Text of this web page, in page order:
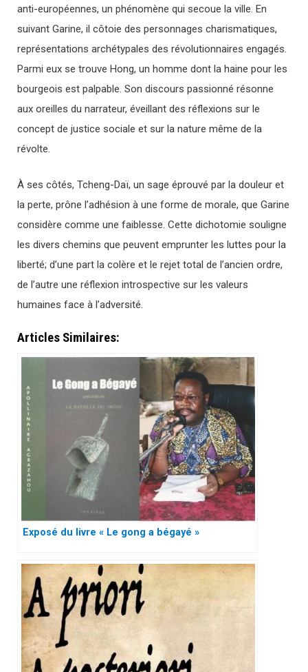
anti-européennes, un phénomène qui secoue la ville. En
suivant Garine, il côtoie des personnages charismatiques,
représentations archétypales des révolutionnaires engagés.
Parmi eux se trouve Hong, un homme dont la haine pour les
bourgeois est palpable. Son discours passionné résonne
aux oreilles du narrateur, éveillant des réflexions sur le
concept de justice sociale et sur la nature même de la
révolte.
À ses côtés, Tcheng-Daï, un sage éprouvé par la douleur et
la perte, prône l’adhésion à une forme de morale, que Garine
considère comme une faiblesse. Cette dichotomie souligne
les divers chemins que peuvent emprunter les luttes pour la
liberté; d’une part la colère et le rejet total de l’ancien ordre,
de l’autre une réflexion introspective sur les valeurs
humaines face à l’adversité.
Articles Similaires:
Exposé du livre « Le gong a bégayé »